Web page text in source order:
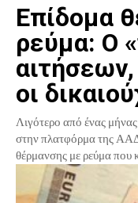
Επίδομα
ρεύμα: Ο
αιτήσεων,
οι
Λιγότερο από ένας μήνας
στην πλατφόρμα της
θέρμανσης με ρεύμα που